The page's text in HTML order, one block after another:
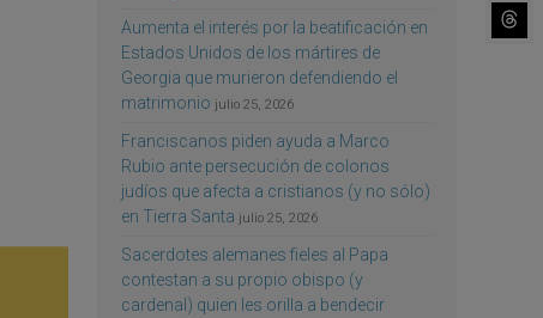
Aumenta el interés por la beatificación en
Estados Unidos de los mártires de
Georgia que murieron defendiendo el
matrimonio julio 25, 2026
Franciscanos piden ayuda a Marco
Rubio ante persecución de colonos
judíos que afecta a cristianos (y no sólo)
en Tierra Santa julio 25, 2026
Sacerdotes alemanes fieles al Papa
contestan a su propio obispo (y
cardenal) quien les orilla a bendecir